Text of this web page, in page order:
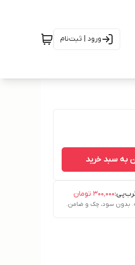
ورود | ثبت‌نام
به سبد خرید
۳۰۰٬۰۰۰ تومان